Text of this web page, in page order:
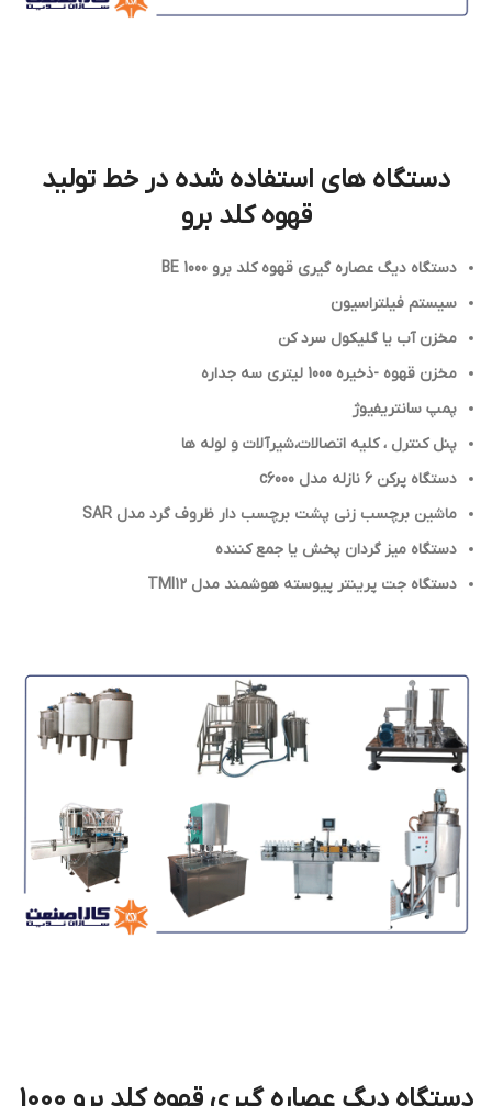
دستگاه های استفاده شده در خط تولید
قهوه کلد برو
دستگاه دیگ عصاره گیری قهوه کلد برو 1000 BE
سیستم فیلتراسیون
مخزن آب یا گلیکول سرد کن
مخزن قهوه -ذخیره 1000 ليتري سه جداره
پمپ سانتریفیوژ
پنل کنترل ، کلیه اتصالات،شیرآلات و لوله ها
دستگاه پركن 6 نازله مدل c6000
ماشين برچسب زنی پشت برچسب دار ظروف گرد مدل SAR
دستگاه ميز گردان پخش يا جمع كننده
دستگاه جت پرینتر پیوسته هوشمند مدل TMI12